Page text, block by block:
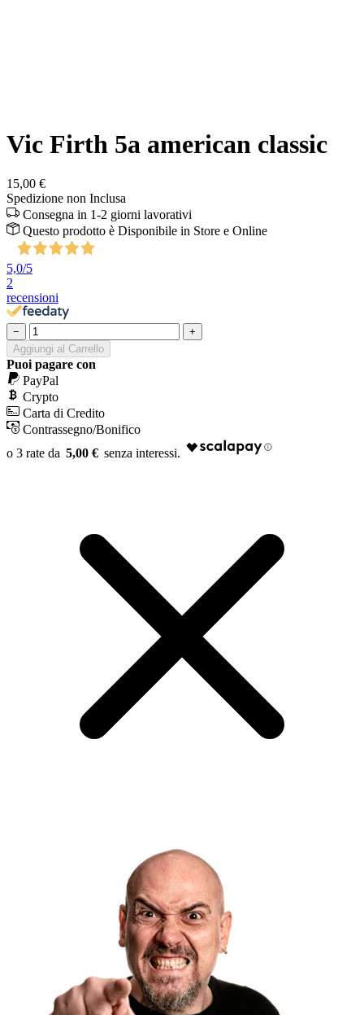
Vic Firth 5a american classic
15,00 €
Spedizione non Inclusa
Consegna in 1-2 giorni lavorativi
Questo prodotto è Disponibile in Store e Online
5,0/5
2
recensioni
−
+
Aggiungi al Carrello
Puoi pagare con
PayPal
Crypto
Carta di Credito
Contrassegno/Bonifico
5,00 €